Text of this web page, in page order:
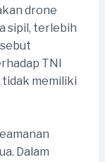
drone
sipil, terlebih
TNI
tidak memiliki
Dalam